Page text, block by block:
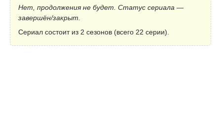
Нет, продолжения не будет. Статус сериала —
завершён/закрыт.
Сериал состоит из 2 сезонов (всего 22 серии).